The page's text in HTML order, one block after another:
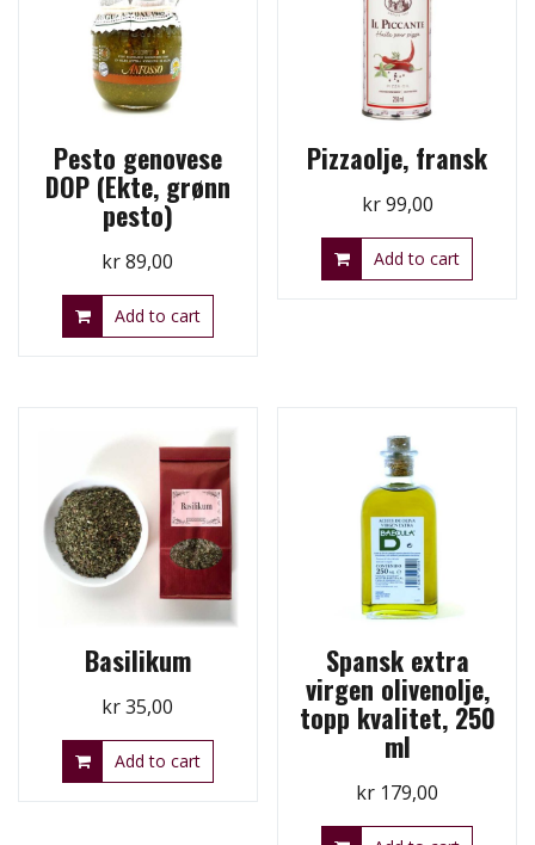
Pesto genovese
DOP (Ekte, grønn
pesto)
kr89,00
Add to cart
Pizzaolje, fransk
kr99,00
Add to cart
Basilikum
kr35,00
Add to cart
Spansk extra
virgen olivenolje,
topp kvalitet, 250
ml
kr 179,00